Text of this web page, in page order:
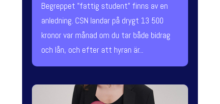
Begreppet "fattig student" finns av en
anledning. CSN landar på drygt 13 500
kronor var månad om du tar både bidrag
och lån, och efter att hyran är...